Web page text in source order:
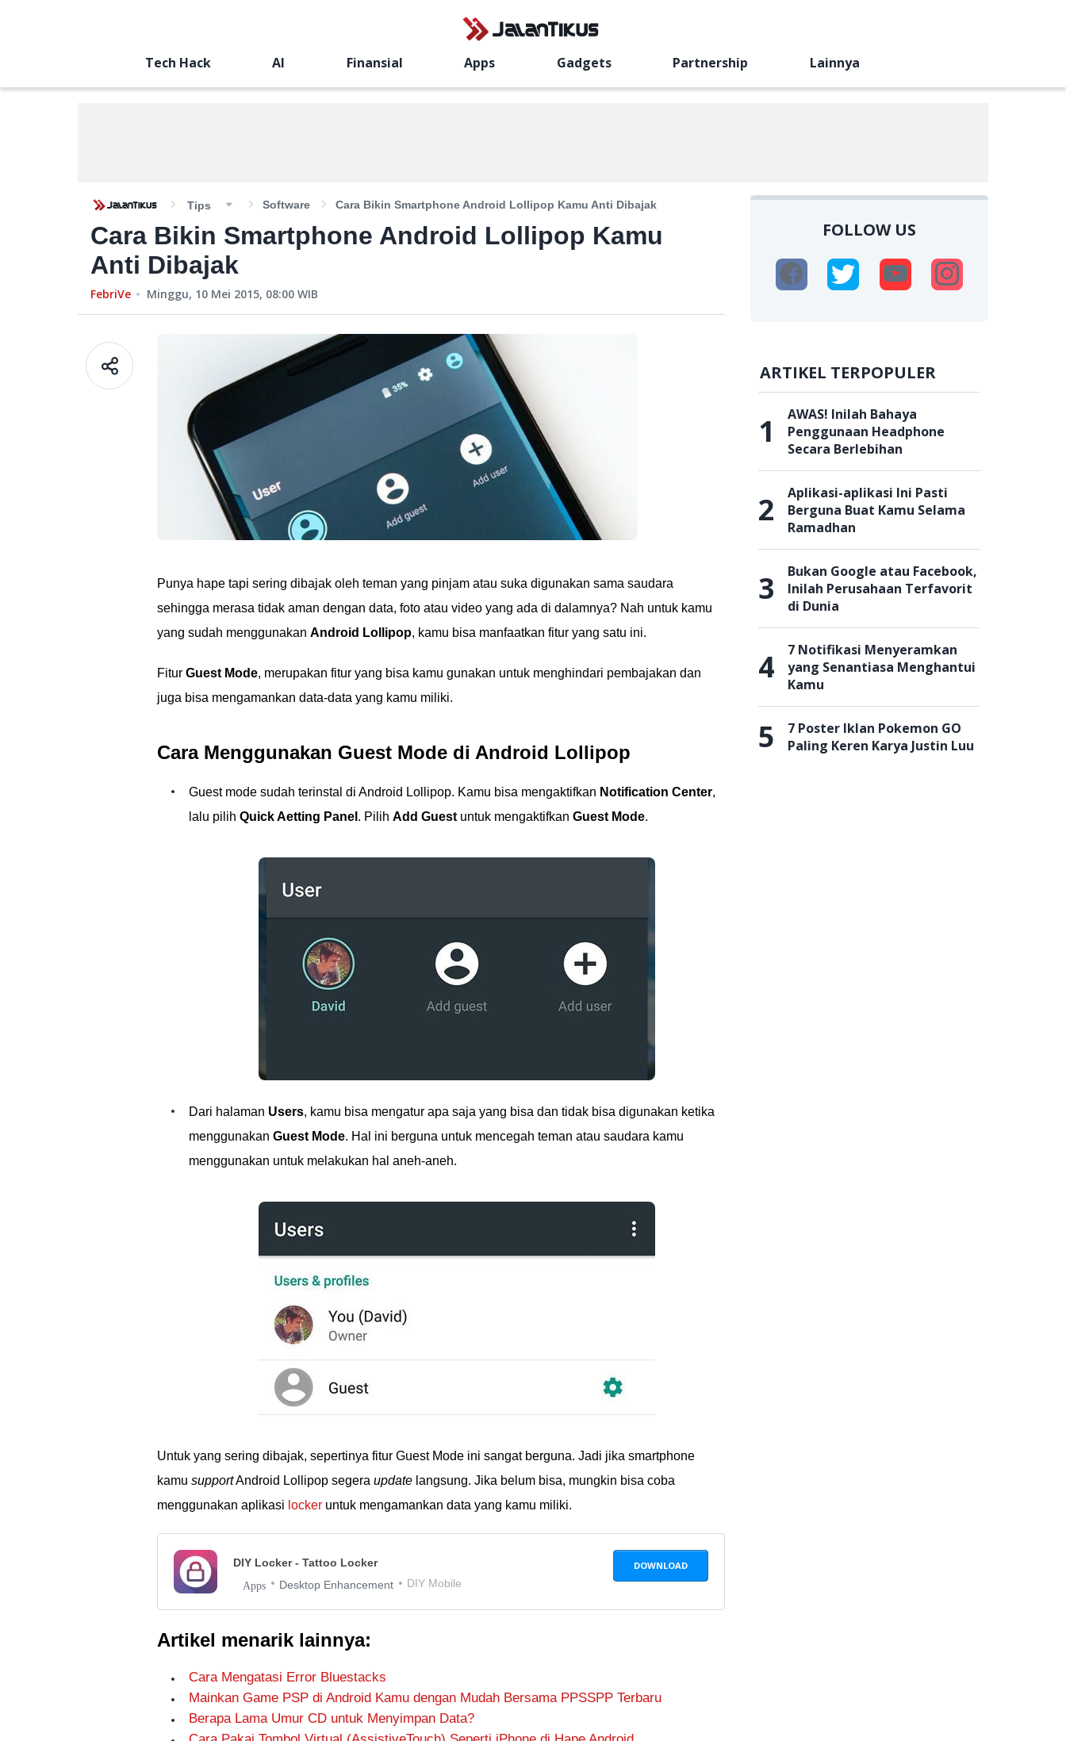
Tech Hack AI Finansial Apps Gadgets Partnership Lainnya
Tips Software Cara Bikin Smartphone Android Lollipop Kamu Anti Dibajak
Cara Bikin Smartphone Android Lollipop Kamu
Anti Dibajak
FebriVe Minggu, 10 Mei 2015, 08:00 WIB
Punya hape tapi sering dibajak oleh teman yang pinjam atau suka digunakan sama saudara
sehingga merasa tidak aman dengan data, foto atau video yang ada di dalamnya? Nah untuk kamu
yang sudah menggunakan Android Lollipop, kamu bisa manfaatkan fitur yang satu ini.
Fitur Guest Mode, merupakan fitur yang bisa kamu gunakan untuk menghindari pembajakan dan
juga bisa mengamankan data-data yang kamu miliki.
Cara Menggunakan Guest Mode di Android Lollipop
Guest mode sudah terinstal di Android Lollipop. Kamu bisa mengaktifkan Notification Center,
lalu pilih Quick Aetting Panel . Pilih Add Guest untuk mengaktifkan Guest Mode.
Dari halaman Users, kamu bisa mengatur apa saja yang bisa dan tidak bisa digunakan ketika
menggunakan Guest Mode. Hal ini berguna untuk mencegah teman atau saudara kamu
menggunakan untuk melakukan hal aneh-aneh.
Untuk yang sering dibajak, sepertinya fitur Guest Mode ini sangat berguna. Jadi jika smartphone
kamu supportAndroid Lollipop segera update langsung. Jika belum bisa, mungkin bisa coba
menggunakan aplikasi locker untuk mengamankan data yang kamu miliki.
DIY Locker - Tattoo Locker
Apps Desktop Enhancement DIY Mobile
DOWNLOAD
Artikel menarik lainnya:
Cara Mengatasi Error Bluestacks
Mainkan Game PSP di Android Kamu dengan Mudah Bersama PPSSPP Terbaru
Berapa Lama Umur CD untuk Menyimpan Data?
FOLLOW US
ARTIKEL TERPOPULER
1
AWAS! Inilah Bahaya
Penggunaan Headphone
Secara Berlebihan
2
Aplikasi-aplikasi Ini Pasti
Berguna Buat Kamu Selama
Ramadhan
3
Bukan Google atau Facebook,
Inilah Perusahaan Terfavorit
di Dunia
4
7 Notifikasi Menyeramkan
yang Senantiasa Menghantui
Kamu
5
7 Poster Iklan Pokemon GO
Paling Keren Karya Justin Luu